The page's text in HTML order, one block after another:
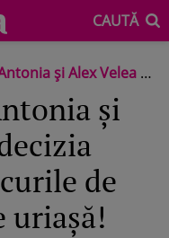
CAUTĂ
CNA legată de jocurile de noroc. Suma este uriașă!
și
de
uriașă!